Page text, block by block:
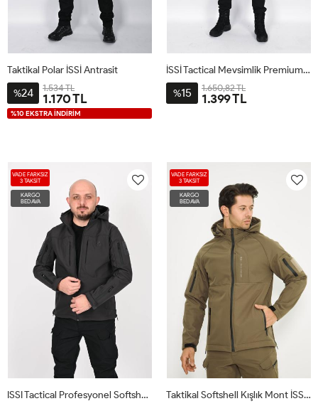
Taktikal Polar İSSİ Antrasit
%24 1.534 TL
1.170 TL
%10 EKSTRA İNDİRİM
İSSİ Tactical Mevsimlik Premium Ceket Antrasit
%15 1.650,82 TL
1.399 TL
VADE FARKSIZ
3 TAKSİT
KARGO
BEDAVA
ISSI Tactical Profesyonel Softshell Kışlık Mont Antrasit
VADE FARKSIZ
3 TAKSİT
KARGO
BEDAVA
Taktikal Softshell Kışlık Mont İSSİ Toprak